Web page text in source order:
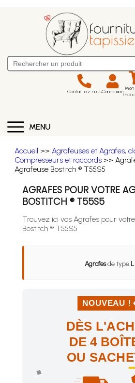
Contactez-nousConnexion Mon
MENU
Accueil >> Agrafeuses et Agrafes,
Compresseurs et raccords >>
Agrafeuse Bostitch ® T55S5
AGRAFES POUR VOTRE
BOSTITCH ® T55S5
Trouvez ici vos Agrafes pour
Bostitch ® T55S5
Agrafesde type L
NOUVEAU !
DÈS
DE 4
OU